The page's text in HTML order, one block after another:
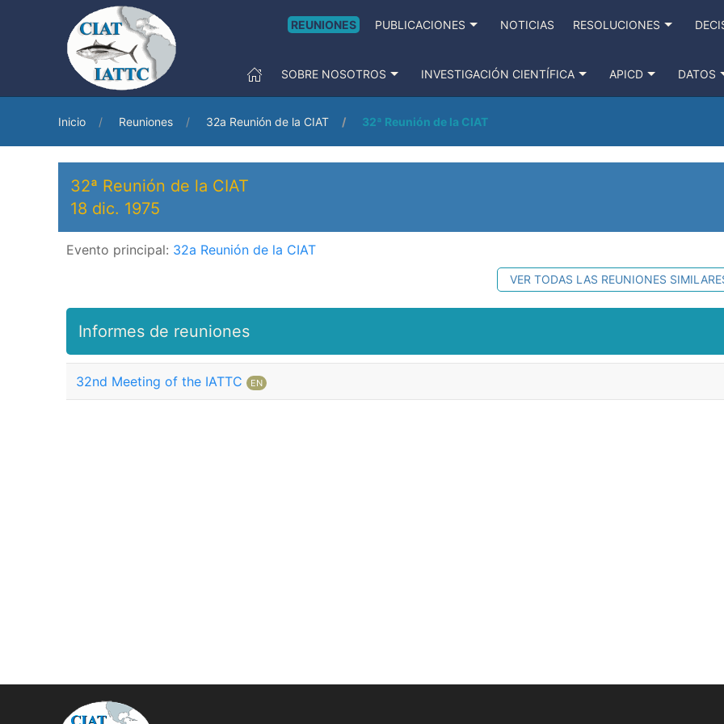
REUNIONES PUBLICACIONES NOTICIAS RESOLUCIONES
SOBRE NOSOTROS INVESTIGACIÓN CIENTÍFICA APICD DATOS
Inicio Reuniones 32a Reunión de la CIAT 32ª Reunión de la CIAT
32ª Reunión de la CIAT
18 dic. 1975
Evento principal: 32a Reunión de la CIAT
VER TODAS LAS REUNIONES
Informes de reuniones
32nd Meeting of the IATTC EN